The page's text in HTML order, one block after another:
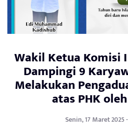
Wakil Ketua Komisi
Dampingi 9
Melakukan
atas PHK
Senin, 17 Maret 2025